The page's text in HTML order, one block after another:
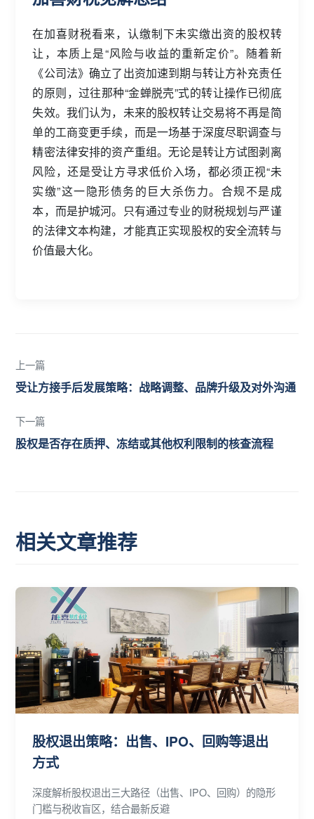
在加喜财税看来，认缴制下未实缴出资的股权转
让，本质上是“风险与收益的重新定价”。随着新
《公司法》确立了出资加速到期与转让方补充责任
的原则，过往那种“金蝉脱壳”式的转让操作已彻底
失效。我们认为，未来的股权转让交易将不再是简
单的工商变更手续，而是一场基于深度尽职调查与
精密法律安排的资产重组。无论是转让方试图剥离
风险，还是受让方寻求低价入场，都必须正视“未
实缴”这一隐形债务的巨大杀伤力。合规不是成
本，而是护城河。只有通过专业的财税规划与严谨
的法律文本构建，才能真正实现股权的安全流转与
价值最大化。
上一篇
受让方接手后发展策略：战略调整、品牌升级及对外沟通
下一篇
股权是否存在质押、冻结或其他权利限制的核查流程
相关文章推荐
股权退出策略：出售、IPO、回购等退出
方式
深度解析股权退出三大路径（出售、IPO、回购）的隐形
门槛与税收盲区，结合最新反避